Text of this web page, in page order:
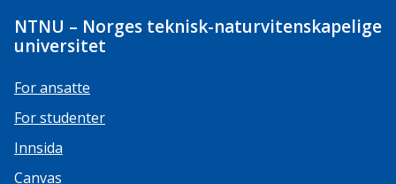
NTNU – Norges teknisk-naturvitenskapelige
universitet
For ansatte
For studenter
Innsida
Canvas